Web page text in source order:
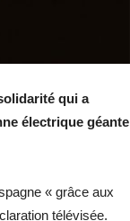
qui a
électrique géante
« grâce aux
télévisée.